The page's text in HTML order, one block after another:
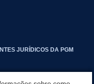
JURÍDICOS DA PGM